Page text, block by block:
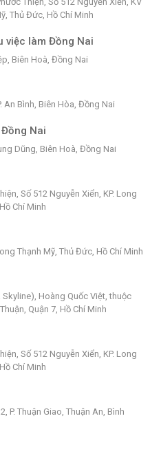
Thủ Đức, Hồ Chí Minh
việc làm Đồng Nai
Biên Hoà, Đồng Nai
An Bình, Biên Hòa, Đồng Nai
Đồng Nai
Dũng, Biên Hoà, Đồng Nai
Số 512 Nguyễn Xiển, KP. Long
Chí Minh
Thạnh Mỹ, Thủ Đức, Hồ Chí Minh
Hoàng Quốc Việt, thuộc
Quận 7, Hồ Chí Minh
Số 512 Nguyễn Xiển, KP. Long
Chí Minh
P. Thuận Giao, Thuận An, Bình